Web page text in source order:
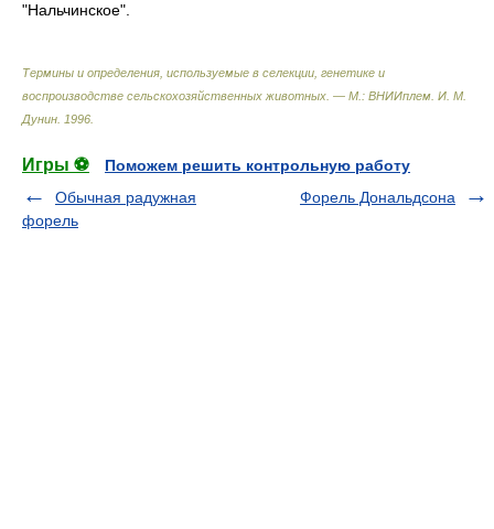
"Нальчинское".
Термины и определения, используемые в селекции, генетике и
воспроизводстве сельскохозяйственных животных. — М.: ВНИИплем И. М.
Дунин 1996
Игры ⚽
Поможем решить контрольную работу
Обычная радужная
форель
Форель Дональдсона